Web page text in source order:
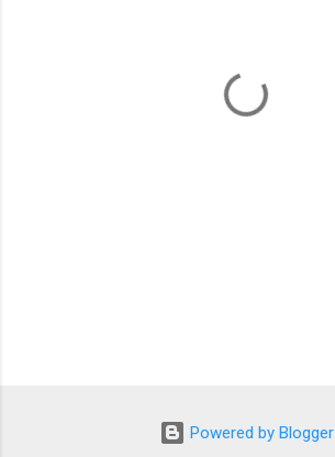
Powered by Blogger